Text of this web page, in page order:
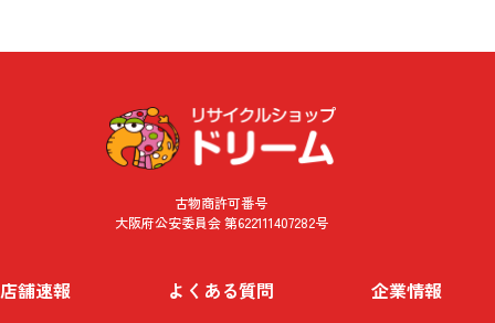
古物商許可番号
大阪府公安委員会 第622111407282号
店舗速報 よくある質問 企業情報